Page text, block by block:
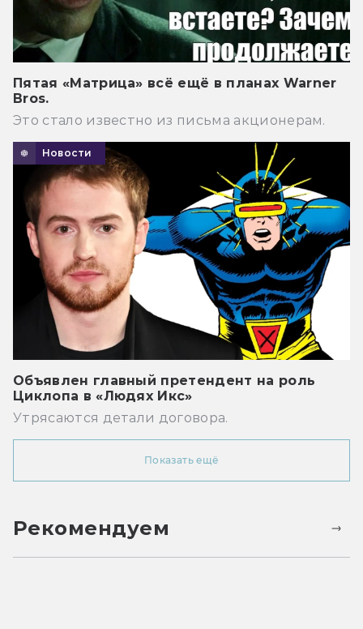
Пятая «Матрица» всё ещё в планах Warner
Bros.
Это стало известно из письма акционерам.
Новости
Объявлен главный претендент на роль
Циклопа в «Людях Икс»
Утрясаются детали договора.
Показать ещё
Рекомендуем